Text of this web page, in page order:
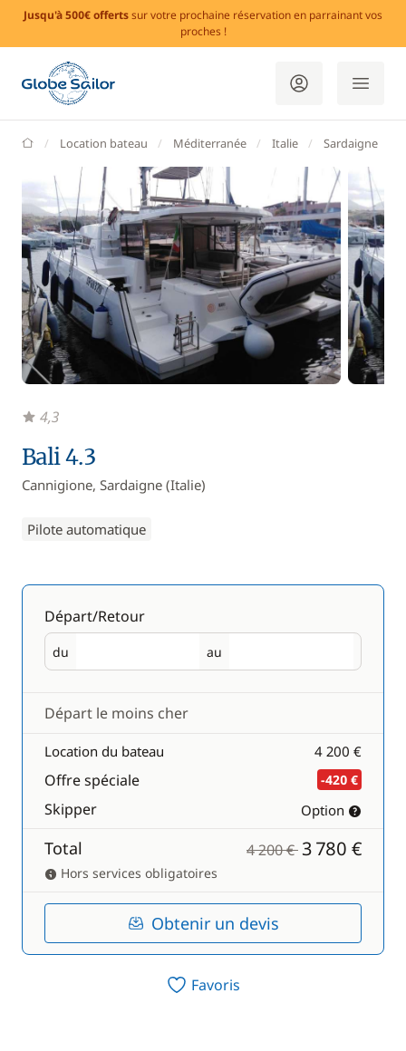
Jusqu'à 500€ offertssur votre prochaine réservation en parrainant vos
proches !
GlobeSailor
Location bateau Méditerranée Italie Sardaigne
Bali 4.3
Cannigione, Sardaigne (Italie)
Pilote automatique
4,3
Départ/Retour
du
Départ au
Retour
Départ le moins cher
Location du bateau 4 200 €
Offre spéciale -420 €
Skipper Option
Total 4 200 € 3 780 €
Hors services obligatoires
Obtenir un devis
Favoris